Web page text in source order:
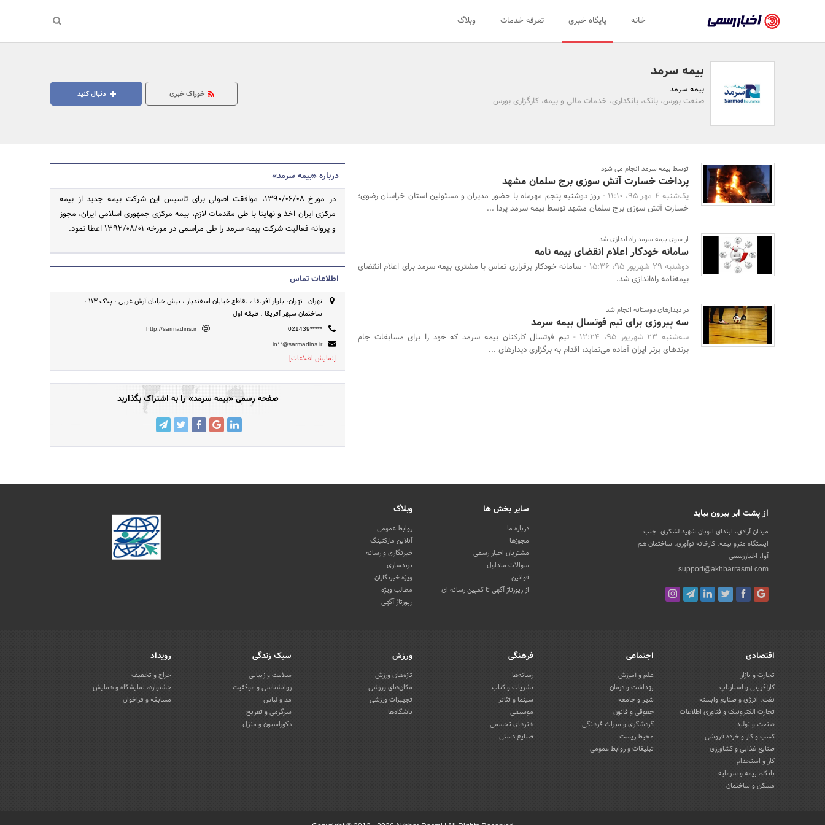
رسمی
-
اخبار
تایید
سازمان‌ها
روابط
عمومی‌ها
خانه پایگاه خبری تعرفه خدمات وبلاگ
جستجو
بیمه سرمد
بیمه سرمد
صنعت بورس، بانک، بانکداری، خدمات مالی و بیمه، کارگزاری بورس
دنبال کنید خوراک خبری
توسط بیمه سرمد انجام می شود
پرداخت خسارت آتش سوزی برج سلمان مشهد
یک‌شنبه 4 مهر 95، 11:10 -
روز دوشنبه پنجم مهرماه با حضور مدیران و مسئولین استان خراسان رضوی؛
خسارت آتش سوزی برج سلمان مشهد توسط بیمه سرمد پردا ...
از سوی بیمه سرمد راه اندازی شد
سامانه خودکار اعلام انقضای بیمه نامه
دوشنبه 29 شهریور 95، 15:36 -
سامانه خودکار برقراری تماس با مشتری بیمه سرمد برای اعلام انقضای
بیمه‌نامه راه‌اندازی شد.
در دیدارهای دوستانه انجام شد
سه پیروزی برای تیم فوتسال بیمه سرمد
سه‌شنبه 23 شهریور 95، 12:24 -
تیم فوتسال کارکنان بیمه سرمد که خود را برای مسابقات جام
برندهای برتر ایران آماده می‌نماید، اقدام به برگزاری دیدارهای ...
درباره «بیمه سرمد»
در مورخ 1390/06/08، موافقت اصولی برای تاسیس این شرکت بیمه جدید از بیمه
مرکزی ایران اخذ و نهایتا با طی مقدمات لازم، بیمه مرکزی جمهوری اسلامی ایران، مجوز
و پروانه فعالیت شرکت بیمه سرمد را طی مراسمی در مورخه 1392/08/01 اعطا نمود.
اطلاعات تماس
تهران - تهران، بلوار آفریقا ، تقاطع خیابان اسفندیار ، نبش خیابان آرش غربی ، پلاک 113 ،
ساختمان سپهر آفریقا ، طبقه اول
021439*****
http://sarmadins.ir
in**@sarmadins.ir
[نمایش اطلاعات]
صفحه رسمی «بیمه سرمد» را به اشتراک بگذارید
از پشت ابر بیرون بیاید
میدان آزادی، ابتدای اتوبان شهید لشکری، جنب
ایستگاه مترو بیمه، کارخانه نوآوری، ساختمان هم
آوا، اخباررسمی
support@akhbarrasmi.com
سایر بخش ها
درباره ما
مجوزها
مشتریان اخبار رسمی
سوالات متداول
قوانین
از رپورتاژ آگهی تا کمپین رسانه ای
وبلاگ
روابط عمومی
آنلاین مارکتینگ
خبرنگاری و رسانه
برندسازی
ویژه خبرنگاران
مطالب ویژه
رپورتاژ آگهی
اقتصادی
تجارت و بازار
کارآفرینی و استارتاپ
نفت، انرژی و صنایع وابسته
تجارت الکترونیک و فناوری اطلاعات
صنعت و تولید
کسب و کار و خرده فروشی
صنایع غذایی و کشاورزی
کار و استخدام
بانک، بیمه و سرمایه
مسکن و ساختمان
اجتماعی
علم و آموزش
بهداشت و درمان
شهر و جامعه
حقوقی و قانون
گردشگری و میراث فرهنگی
محیط زیست
تبلیغات و روابط عمومی
فرهنگی
رسانه‌ها
نشریات و کتاب
سینما و تئاتر
موسیقی
هنرهای تجسمی
صنایع دستی
ورزش
تازه‌های ورزش
مکان‌های ورزشی
تجهیزات ورزشی
باشگاه‌ها
سبک زندگی
سلامت و زیبایی
روانشناسی و موفقیت
مد و لباس
سرگرمی و تفریح
دکوراسیون و منزل
رویداد
حراج و تخفیف
جشنواره، نمایشگاه و همایش
مسابقه و فراخوان